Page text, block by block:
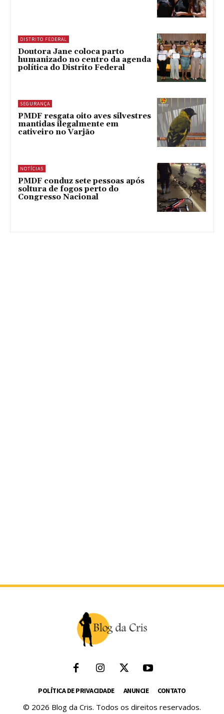
DISTRITO FEDERAL
Doutora Jane coloca parto
humanizado no centro da agenda
política do Distrito Federal
SEGURANÇA
PMDF resgata oito aves silvestres
mantidas ilegalmente em
cativeiro no Varjão
NOTÍCIAS
PMDF conduz sete pessoas após
soltura de fogos perto do
Congresso Nacional
POLÍTICA DE PRIVACIDADE ANUNCIE CONTATO
© 2026 Blog da Cris. Todos os direitos reservados.